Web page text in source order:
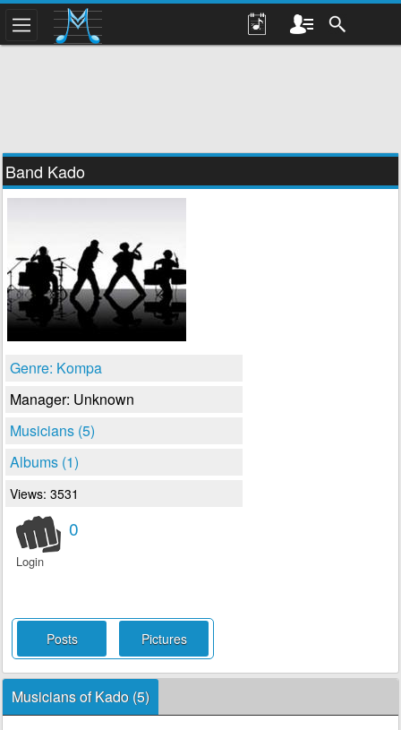
Band Kado
Genre: Kompa
Manager: Unknown
Musicians (5)
Albums (1)
Views: 3531
Login
0
Posts Pictures
Musicians of Kado (5)